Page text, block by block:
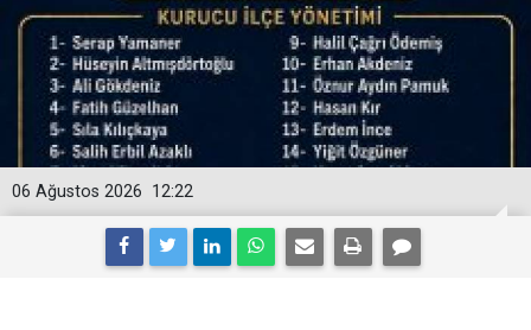
12:22
06 Ağustos 2026